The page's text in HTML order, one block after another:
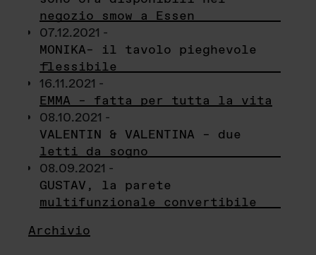
negozio smow a Essen
07.12.2021 -
MONIKA– il tavolo pieghevole
flessibile
16.11.2021 -
EMMA – fatta per tutta la vita
08.10.2021 -
VALENTIN & VALENTINA – due
letti da sogno
08.09.2021 -
GUSTAV, la parete
multifunzionale convertibile
Archivio